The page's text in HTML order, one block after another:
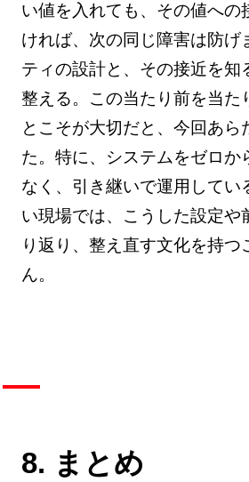
い値を入れても、その値への
ければ、次の同じ障害は防げ
ティの設計と、その接近を知
整える。この当たり前を当た
とこそが大切だと、今回あら
た。特に、システムをゼロか
なく、引き継いで運用してい
い現場では、こうした設定や
り返り、整え直す文化を持つ
ん。
8. まとめ